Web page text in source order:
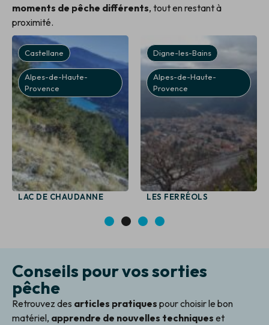
moments de pêche différents, tout en restant à
proximité.
Castellane
Alpes-de-Haute-
Provence
LAC DE CHAUDANNE
Digne-les-Bains
Alpes-de-Haute-
Provence
LES FERRÉOLS
3 4
Conseils pour vos sorties
pêche
Retrouvez des articles pratiques pour choisir le bon
matériel, apprendre de nouvelles techniques et